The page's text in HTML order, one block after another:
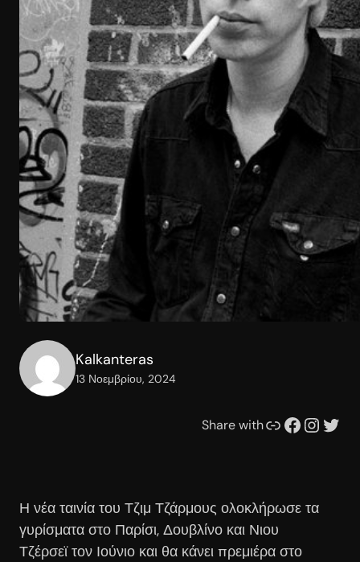
Kalkanteras
13 Νοεμβρίου, 2024
Share withΣυνδέσμου Facebook Instagram Twitter
Η νέα ταινία του Τζιμ Τζάρμους ολοκλήρωσε τα
γυρίσματα στο Παρίσι, Δουβλίνο και Νιου
Τζέρσεϊ τον Ιούνιο και θα κάνει πρεμιέρα στο